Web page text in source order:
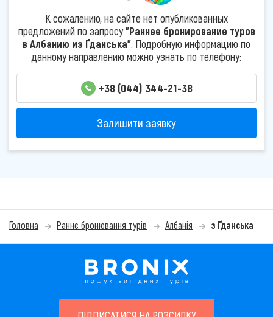
К сожалению, на сайте нет опубликованных
предложений по запросу"Раннее бронирование туров
в Албанию из Ґданська". Подробную информацию по
данному направлению можно узнать по телефону:
+38 (044) 344-21-38
Залишити заявку
Головна Раннє бронювання турів Албанія з Ґданська